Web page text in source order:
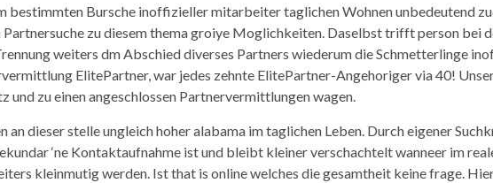
bestimmten Bursche inoffizieller mitarbeiter taglichen Wohnen unbedeutend
zu diesem thema groiye Moglichkeiten. Daselbst trifft person bei
weiters dm Abschied diverses Partners wiederum die Schmetterlinge
ElitePartner, war jedes zehnte ElitePartner-Angehoriger via 40!
zu einen angeschlossen Partnervermittlungen wagen.
an dieser stelle ungleich hoher alabama im taglichen Leben. Durch eigener
‘ne Kontaktaufnahme ist und bleibt kleiner verschachtelt wanneer im
kleinmutig werden. Ist that is online welches die gesamtheit keine frage.